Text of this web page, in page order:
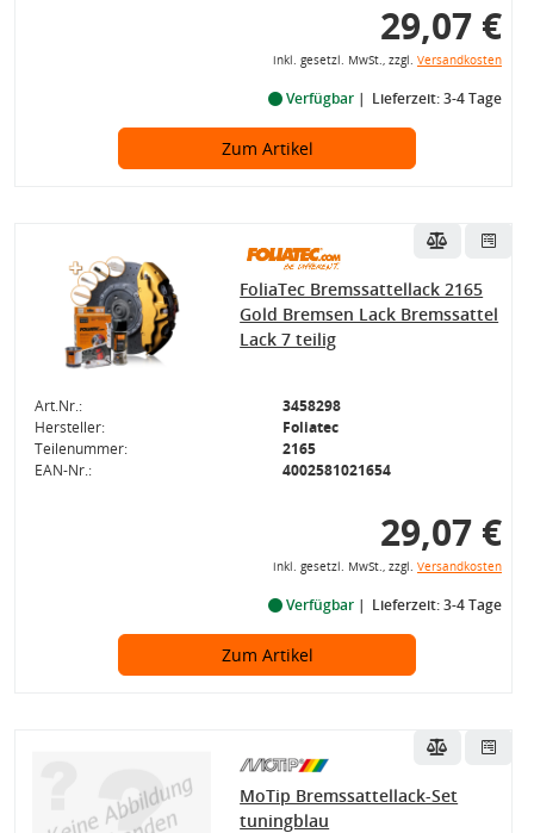
29,07 €
inkl. gesetzl. MwSt., zzgl. Versandkosten
Verfügbar Lieferzeit: 3-4 Tage
Zum Artikel
FoliaTec Bremssattellack 2165
Gold Bremsen Lack Bremssattel
Lack 7 teilig
Art.Nr.:
3458298
Hersteller:
Foliatec
Teilenummer:
2165
EAN-Nr.:
4002581021654
29,07 €
inkl. gesetzl. MwSt., zzgl. Versandkosten
Verfügbar Lieferzeit: 3-4 Tage
Zum Artikel
MoTip Bremssattellack-Set
tuningblau